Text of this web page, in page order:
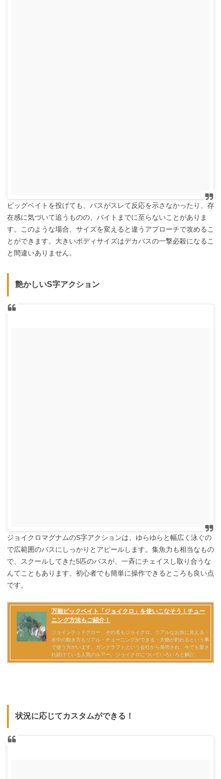
ビッグベイトを投げても、バスがスレて反応を示さなかったり、存
在感に気づいて追うものの、バイトまでに至らないことがありま
す。このような場合、サイズを変えると違うアプローチで攻めるこ
とができます。大きいボディサイズはデカバスの一撃必殺になるこ
と間違いありません。
艶かしいS字アクション
ジョイクロマグナムのS字アクションは、ゆらゆらと幅広く泳ぐの
で広範囲のバスにしっかりとアピールします。集魚力も相当なもの
で、スクールしてきた5匹のバスが、一斉にチェイスし取り合うな
んてこともあります。初心者でも簡単に操作できるところも良い点
です。
状況に応じてカスタムができる！